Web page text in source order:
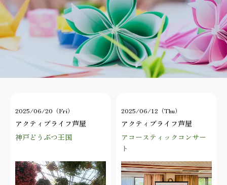
2025/06/20（Fri）
アクティブライフ芦屋
神戸どうぶつ王国
2025/06/12（Thu）
アクティブライフ芦屋
アコースティックコンサー
ト